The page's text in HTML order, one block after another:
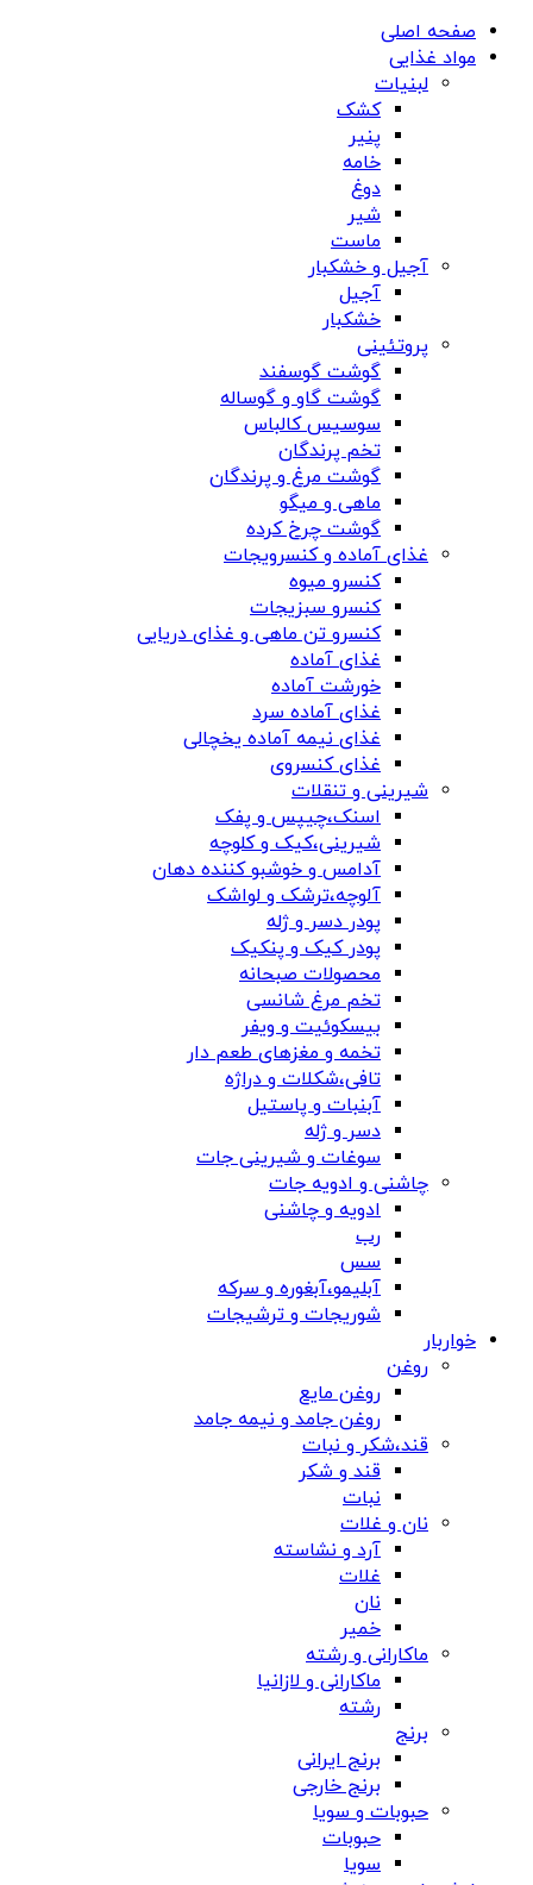
صفحه اصلی
مواد غذایی
لبنیات
کشک
پنیر
خامه
دوغ
شیر
ماست
آجیل و خشکبار
آجیل
خشکبار
پروتئینی
گوشت گوسفند
گوشت گاو و گوساله
سوسیس کالباس
تخم پرندگان
گوشت مرغ و پرندگان
ماهی و میگو
گوشت چرخ کرده
غذای آماده و کنسرویجات
کنسرو میوه
کنسرو سبزیجات
کنسرو تن ماهی و غذای دریایی
غذای آماده
خورشت آماده
غذای آماده سرد
غذای نیمه آماده یخچالی
غذای کنسروی
شیرینی و تنقلات
اسنک،چیپس و پفک
شیرینی،کیک و کلوچه
آدامس و خوشبو کننده دهان
آلوچه،ترشک و لواشک
پودر دسر و ژله
پودر کیک و پنکیک
محصولات صبحانه
تخم مرغ شانسی
بیسکوئیت و ویفر
تخمه و مغزهای طعم دار
تافی،شکلات و دراژه
آبنبات و پاستیل
دسر و ژله
سوغات و شیرینی جات
چاشنی و ادویه جات
ادویه و چاشنی
رب
سس
آبلیمو،آبغوره و سرکه
شوریجات و ترشیجات
خواربار
روغن
روغن مایع
روغن جامد و نیمه جامد
قند،شکر و نبات
قند و شکر
نبات
نان و غلات
آرد و نشاسته
غلات
نان
خمیر
ماکارانی و رشته
ماکارانی و لازانیا
رشته
برنج
برنج ایرانی
برنج خارجی
حبوبات و سویا
حبوبات
سویا